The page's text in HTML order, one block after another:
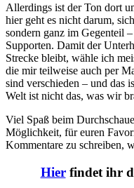
Allerdings ist der Ton dort
hier geht es nicht darum,
sondern ganz im Gegenteil
Supporten. Damit der
Strecke bleibt, wähle ich
die mir teilweise auch per
sind verschieden – und das
Welt ist nicht das, was wir
Viel Spaß beim
Möglichkeit, für euren
Kommentare zu schreiben,
Hierfindet ihr